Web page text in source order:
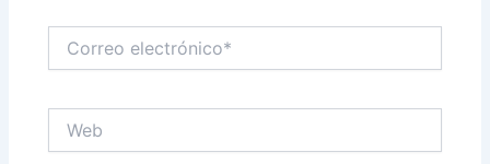
electrónico*